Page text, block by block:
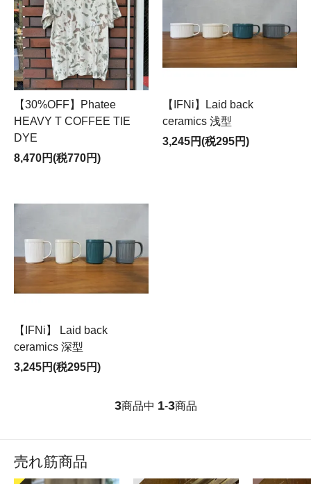
【30%OFF】Phatee
HEAVY T COFFEE TIE
DYE
8,470円(税770円)
【IFNi】Laid back
ceramics 浅型
3,245円(税295円)
【IFNi】 Laid back
ceramics 深型
3,245円(税295円)
3商品中 1-3商品
売れ筋商品